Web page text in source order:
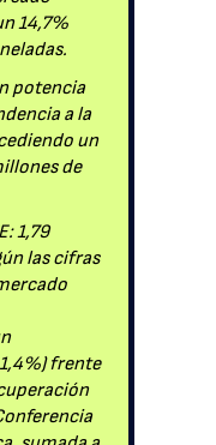
14,7%
potencia
a la
un
de
1,79
las cifras
frente